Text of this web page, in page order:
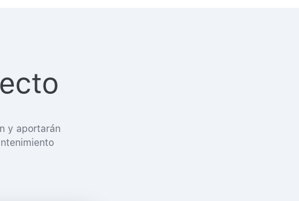
y aportarán